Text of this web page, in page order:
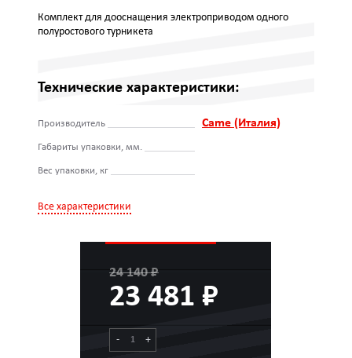
Комплект для дооснащения электроприводом одного
полуростового турникета
Технические характеристики:
Производитель Came (Италия)
Габариты упаковки, мм.
Вес упаковки, кг
Все характеристики
24 140 ₽
23 481 ₽
- +